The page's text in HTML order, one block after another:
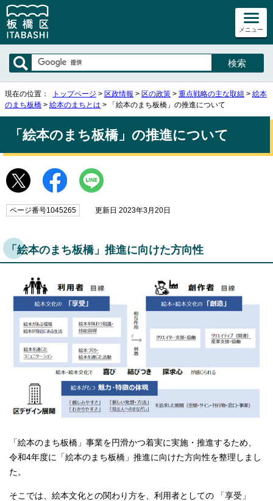
メニュー
現在の位置： トップページ > 区政情報 > 区の政策 > 重点戦略の主な取組 > 絵本
のまち板橋 > 絵本のまちとは > 「絵本のまち板橋」の推進について
「絵本のまち板橋」の推進について
ページ番号1045265 更新日 2023年3月20日
「絵本のまち板橋」推進に向けた方向性
「絵本のまち板橋」事業を円滑かつ着実に実施・推進するため、
令和4年度に「絵本のまち板橋」推進に向けた方向性を整理しまし
た。
そこでは、絵本文化との関わり方を、利用者としての 「享受」